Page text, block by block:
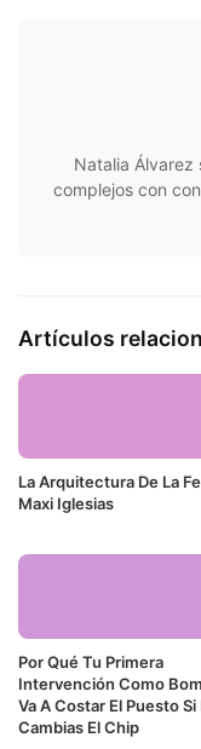
Natalia Álvarez
complejos con
Artículos
La Arquitectura De La
Maxi Iglesias
Por Qué Tu Primera
Intervención Como
Va A Costar El Puesto Si
Cambias El Chip